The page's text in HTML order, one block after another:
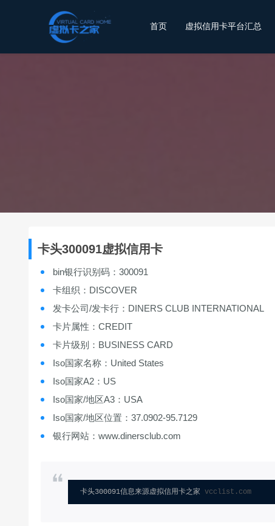
首页 虚拟信用卡平台汇总
卡头300091虚拟信用卡
bin银行识别码：300091
卡组织：DISCOVER
发卡公司/发卡行：DINERS CLUB INTERNATIONAL
卡片属性：CREDIT
卡片级别：BUSINESS CARD
Iso国家名称：United States
Iso国家A2：US
Iso国家/地区A3：USA
Iso国家/地区位置：37.0902-95.7129
银行网站：www.dinersclub.com
卡头300091信息来源虚拟信用卡之家 vcclist.com